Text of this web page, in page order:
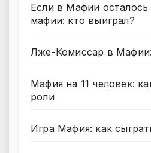
Если в Мафии
мафии: кто выиграл?
Лже-Комиссар в
Мафия на 11 человек:
роли
Игра Мафия: как